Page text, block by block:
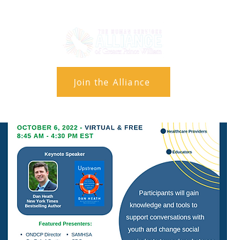
Join the Alliance